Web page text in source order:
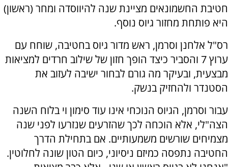
חטיבת החשמונאים מציינת שנה להיווסדה ומחר (ראשון)
היא פותחת מחזור גיוס נוסף.
רס"ל אלחנן וסרמן, ראש מדור גיוס בחטיבה, שוחח עם
ערוץ 7 והסביר כיצד הופך חזון של שילוב חרדים למציאות
מבצעית, ובעיקר מה גורם לבחור ישיבה לעזוב את
הסטנדר ולהחזיק בנשק.
עבור וסרמן, הגיוס הנוכחי אינו עוד סימון וי בלוח השנה
הצה"לי, אלא הוכחה לכך שהזרעים שנזרעו לפני שנה
מצמיחים שורשים משמעותיים. אם בתחילת הדרך
החטיבה נתפסה כמיזם ניסיוני, כיום הטון שונה לחלוטין.